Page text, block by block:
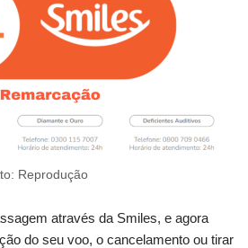
Reprodução
através da Smiles, e agora
do seu voo, o cancelamento ou tirar